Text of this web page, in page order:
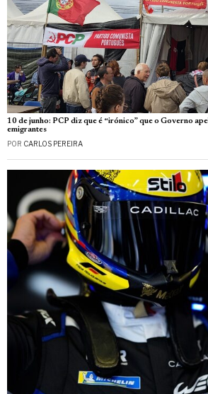
10 de junho: PCP diz que é “irónico” que o Governo
emigrantes
POR CARLOS PEREIRA